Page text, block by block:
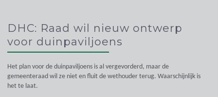
DHC: Raad wil nieuw ontwerp
voor duinpaviljoens
Het plan voor de duinpaviljoens is al vergevorderd, maar de
gemeenteraad wil ze niet en fluit de wethouder terug. Waarschijnlijk is
het te laat.